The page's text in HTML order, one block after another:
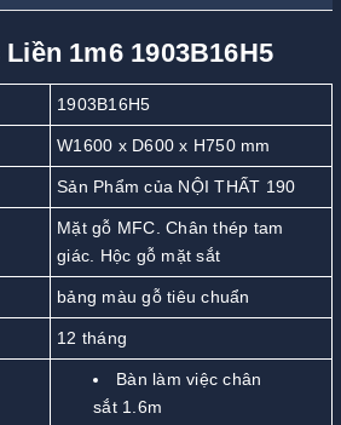
1m6 1903B16H5
1903B16H5
W1600 x D600 x H750 mm
Sản Phẩm của NỘI THẤT 190
Mặt gỗ MFC. Chân thép tam
giác. Hộc gỗ mặt sắt
bảng màu gỗ tiêu chuẩn
12 tháng
Bàn làm việc chân
sắt 1.6m